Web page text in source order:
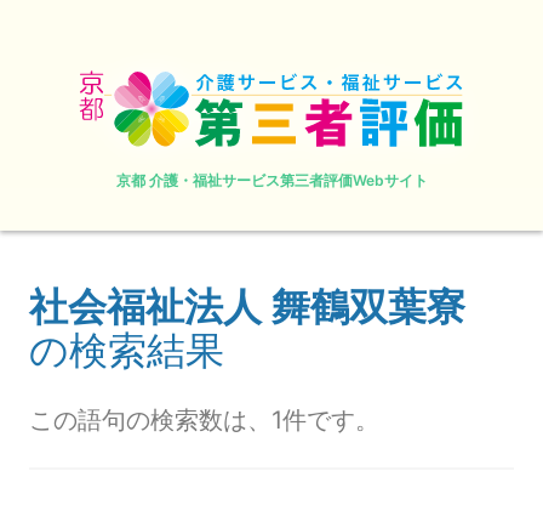
京都 介護・福祉サービス第三者評価Webサイト
社会福祉法人 舞鶴双葉寮
の検索結果
この語句の検索数は、1件です。